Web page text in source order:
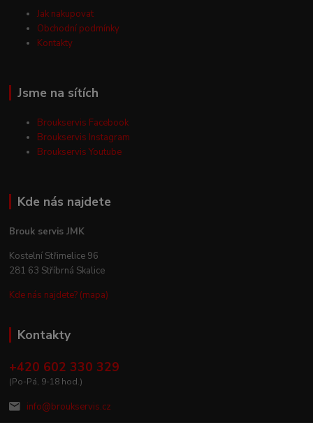
Jak nakupovat
Obchodní podmínky
Kontakty
Jsme na sítích
Broukservis Facebook
Broukservis Instagram
Broukservis Youtube
Kde nás najdete
Brouk servis JMK
Kostelní Střimelice 96
281 63 Stříbrná Skalice
Kde nás najdete? (mapa)
Kontakty
+420 602 330 329
(Po-Pá, 9-18 hod.)
info@broukservis.cz